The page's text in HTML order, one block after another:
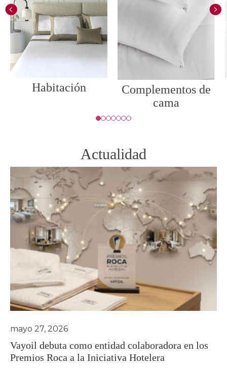
Habitación
Complementos de
cama
Actualidad
Vayoil debuta como entidad colaboradora en los
Premios Roca a la Iniciativa Hotelera
mayo 27, 2026